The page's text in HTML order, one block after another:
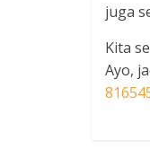
juga
Kita
Ayo,